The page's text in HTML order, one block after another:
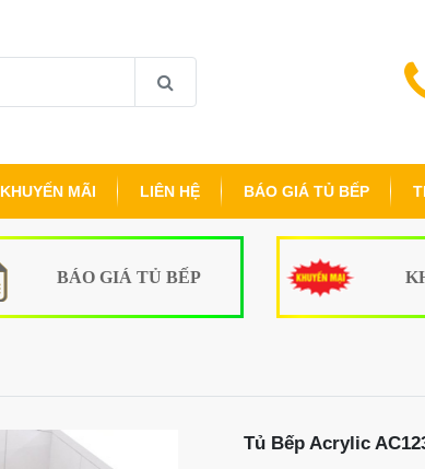
KHUYẾN MÃI LIÊN HỆ BÁO GIÁ TỦ BẾP
BÁO GIÁ TỦ BẾP
Tủ Bếp Acrylic